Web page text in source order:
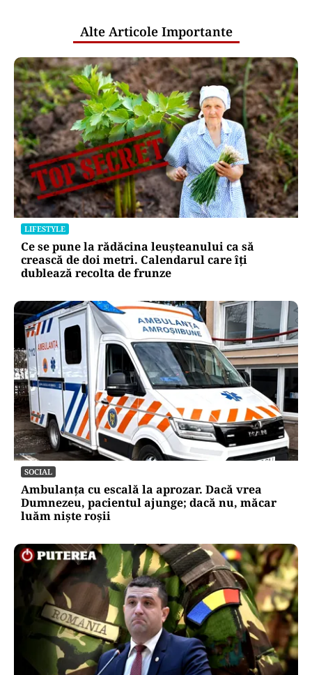
Alte Articole Importante
LIFESTYLE
Ce se pune la rădăcina leușteanului ca să
crească de doi metri. Calendarul care îți
dublează recolta de frunze
SOCIAL
Ambulanța cu escală la aprozar. Dacă vrea
Dumnezeu, pacientul ajunge; dacă nu, măcar
luăm niște roșii